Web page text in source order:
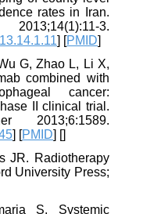
rates in Iran.
3.
] [PMID
Wu G, Zhao L, Li X,
combined with
cancer:
II clinical trial.
2013;6:1589.
] [PMID] [
JR. Radiotherapy
University Press;
S. Systemic